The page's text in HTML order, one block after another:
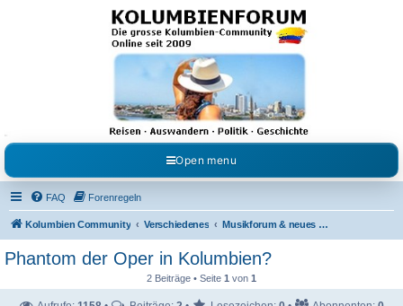
Kolumbienforum - Das
grosse Forum der
Freunde Kolumbiens
Reisen, Auswandern, Kultur, Politik, Geschichte und Visum in Kolumbien und Venezuela.
Austausch, Erfahrungen und Gemeinschaft im Kolumbienforum
Open menu
FAQ Forenregeln
Kolumbien Community Verschiedenes Musikforum & neues aus dem Showgeschäft
Phantom der Oper in Kolumbien?
2 Beiträge • Seite 1 von 1